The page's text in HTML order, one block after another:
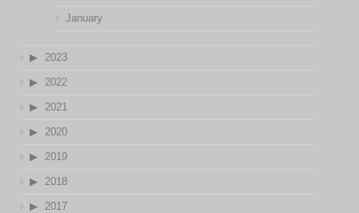
January
2023
2022
2021
2020
2019
2018
2017